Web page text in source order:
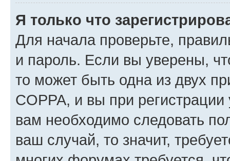
Я только что
Для начала проверьте,
и пароль. Если вы уверены,
то может быть одна из двух
COPPA, и вы при
вам необходимо следовать
ваш случай, то значит,